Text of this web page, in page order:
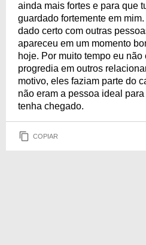
ainda mais fortes e para que
guardado fortemente em
dado certo com outras
apareceu em um momento
hoje. Por muito tempo eu
progredia em outros
motivo, eles faziam parte do
não eram a pessoa ideal
tenha chegado.
COPIAR